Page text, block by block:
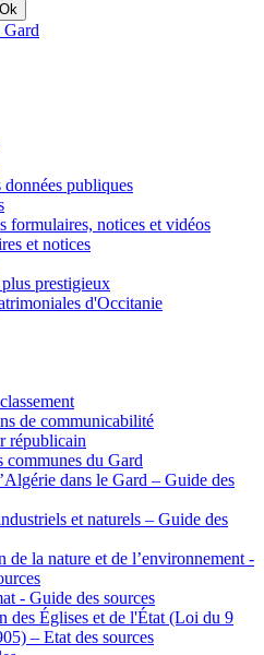
Ok
publiques
formulaires, notices et vidéos
et notices
prestigieux
d'Occitanie
de communicabilité
républicain
communes du Gard
dans le Gard – Guide des
et naturels – Guide des
de la nature et de l’environnement -
- Guide des sources
des Églises et de l'État (Loi du 9
– Etat des sources